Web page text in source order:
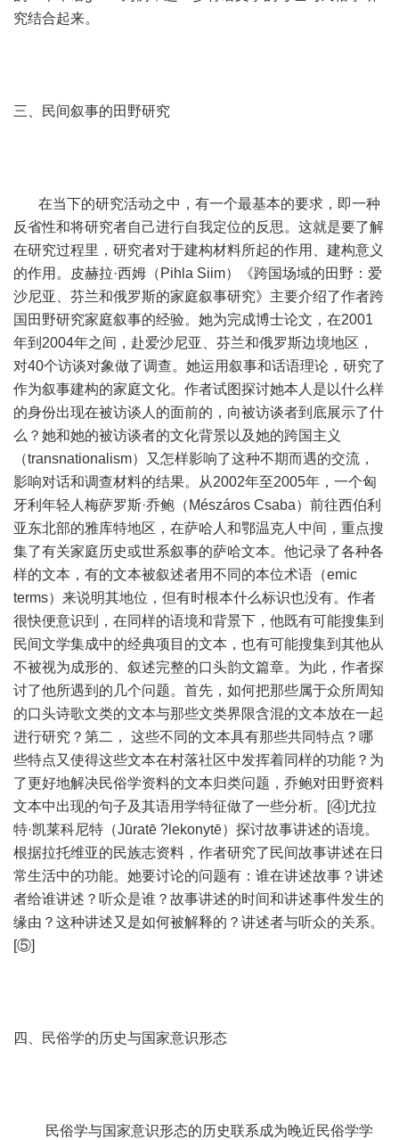
究结合起来。
三、民间叙事的田野研究
在当下的研究活动之中，有一个最基本的要求，即一种
反省性和将研究者自己进行自我定位的反思。这就是要了解
在研究过程里，研究者对于建构材料所起的作用、建构意义
的作用。皮赫拉·西姆（Pihla Siim）《跨国场域的田野：爱
沙尼亚、芬兰和俄罗斯的家庭叙事研究》主要介绍了作者跨
国田野研究家庭叙事的经验。她为完成博士论文，在2001
年到2004年之间，赴爱沙尼亚、芬兰和俄罗斯边境地区，
对40个访谈对象做了调查。她运用叙事和话语理论，研究了
作为叙事建构的家庭文化。作者试图探讨她本人是以什么样
的身份出现在被访谈人的面前的，向被访谈者到底展示了什
么？她和她的被访谈者的文化背景以及她的跨国主义
（transnationalism）又怎样影响了这种不期而遇的交流，
影响对话和调查材料的结果。从2002年至2005年，一个匈
牙利年轻人梅萨罗斯·乔鲍（Mészáros Csaba）前往西伯利
亚东北部的雅库特地区，在萨哈人和鄂温克人中间，重点搜
集了有关家庭历史或世系叙事的萨哈文本。他记录了各种各
样的文本，有的文本被叙述者用不同的本位术语（emic
terms）来说明其地位，但有时根本什么标识也没有。作者
很快便意识到，在同样的语境和背景下，他既有可能搜集到
民间文学集成中的经典项目的文本，也有可能搜集到其他从
不被视为成形的、叙述完整的口头韵文篇章。为此，作者探
讨了他所遇到的几个问题。首先，如何把那些属于众所周知
的口头诗歌文类的文本与那些文类界限含混的文本放在一起
进行研究？第二， 这些不同的文本具有那些共同特点？哪
些特点又使得这些文本在村落社区中发挥着同样的功能？为
了更好地解决民俗学资料的文本归类问题，乔鲍对田野资料
文本中出现的句子及其语用学特征做了一些分析。[④]尤拉
特·凯莱科尼特（Jūratē ?lekonytē）探讨故事讲述的语境。
根据拉托维亚的民族志资料，作者研究了民间故事讲述在日
常生活中的功能。她要讨论的问题有：谁在讲述故事？讲述
者给谁讲述？听众是谁？故事讲述的时间和讲述事件发生的
缘由？这种讲述又是如何被解释的？讲述者与听众的关系。
[⑤]
四、民俗学的历史与国家意识形态
民俗学与国家意识形态的历史联系成为晚近民俗学学